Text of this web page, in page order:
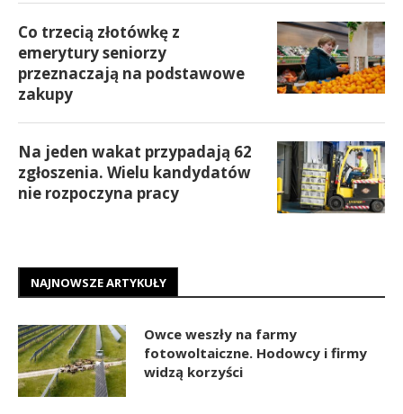
Co trzecią złotówkę z
emerytury seniorzy
przeznaczają na podstawowe
zakupy
Na jeden wakat przypadają 62
zgłoszenia. Wielu kandydatów
nie rozpoczyna pracy
NAJNOWSZE ARTYKUŁY
Owce weszły na farmy
fotowoltaiczne. Hodowcy i firmy
widzą korzyści